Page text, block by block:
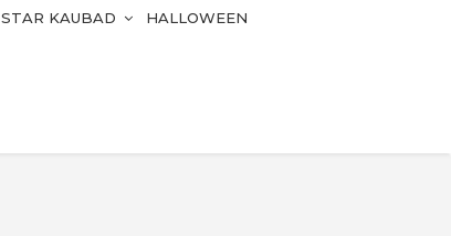
STAR KAUBAD HALLOWEEN